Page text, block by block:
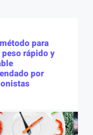
para
rápido y
por